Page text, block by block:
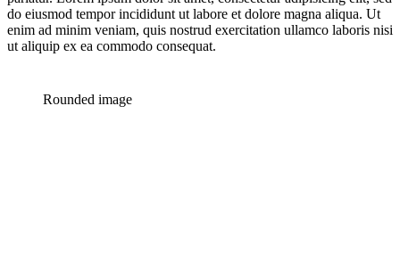
do eiusmod tempor incididunt ut labore et dolore magna aliqua. Ut
enim ad minim veniam, quis nostrud exercitation ullamco laboris nisi
ut aliquip ex ea commodo consequat.
Rounded image